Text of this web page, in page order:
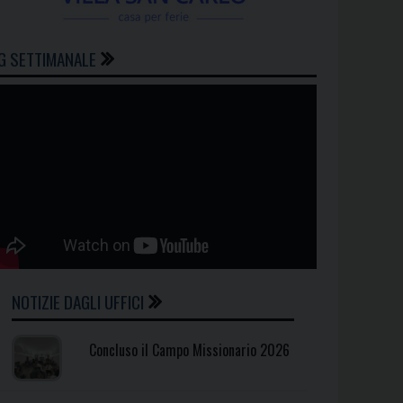
SETTIMANALE
NOTIZIE DAGLI UFFICI
Concluso il Campo Missionario 2026